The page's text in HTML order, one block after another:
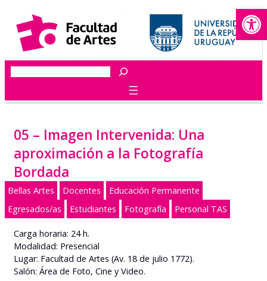
contenido
Buscar
05 – Imagen Intervenida: Una
aproximación a la Fotografía
Bordada
Bellas Artes Docentes
Educación Permanente
Egresados/as
Estudiantes Fotografía Personal TAS
Carga horaria: 24 h.
Modalidad: Presencial
Lugar: Facultad de Artes (Av. 18 de julio 1772).
Salón: Área de Foto, Cine y Video.